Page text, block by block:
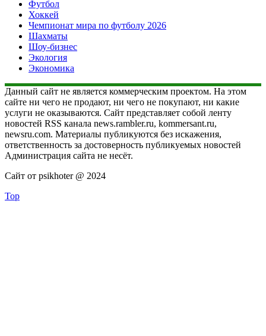
Футбол
Хоккей
Чемпионат мира по футболу 2026
Шахматы
Шоу-бизнес
Экология
Экономика
Данный сайт не является коммерческим проектом. На этом
сайте ни чего не продают, ни чего не покупают, ни какие
услуги не оказываются. Сайт представляет собой ленту
новостей RSS канала news.rambler.ru, kommersant.ru,
newsru.com. Материалы публикуются без искажения,
ответственность за достоверность публикуемых новостей
Администрация сайта не несёт.
Сайт от psikhoter @ 2024
Top